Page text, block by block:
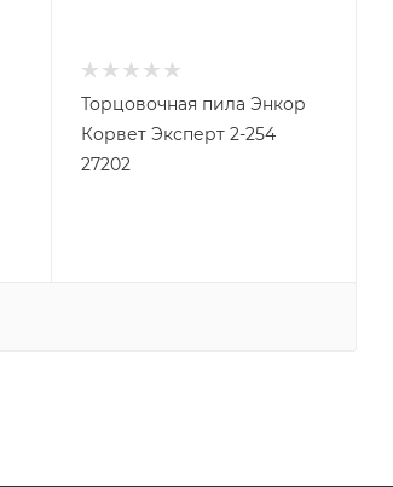
Торцовочная пила Энкор
Корвет Эксперт 2-254
27202